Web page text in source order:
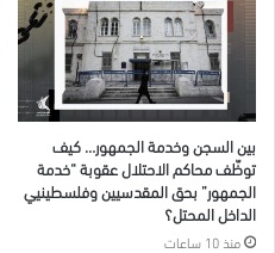
بين السجن وخدمة الجمهور… كيف
توظّف محاكم الاحتلال عقوبة “خدمة
الجمهور” بحق المقدسيين وفلسطينيي
الداخل المحتل؟
منذ 10 ساعات